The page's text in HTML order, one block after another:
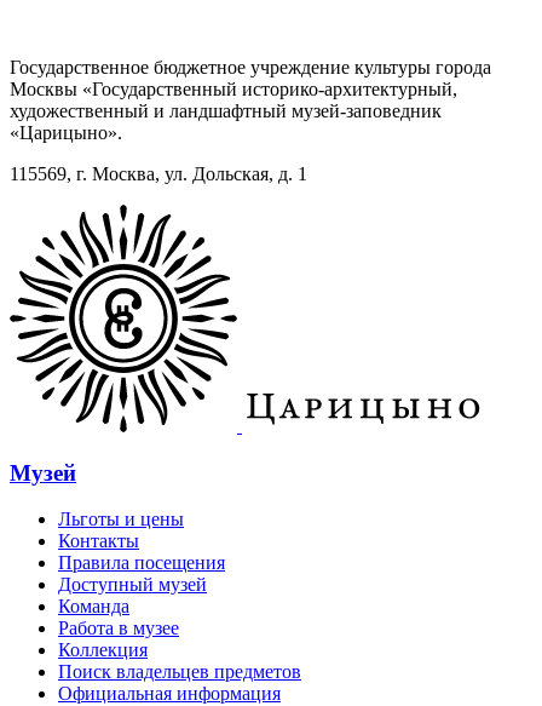
Государственное бюджетное учреждение культуры города
Москвы «Государственный историко-архитектурный,
художественный и ландшафтный музей-заповедник
«Царицыно».
115569, г. Москва, ул. Дольская, д. 1
Музей
Льготы и цены
Контакты
Правила посещения
Доступный музей
Команда
Работа в музее
Коллекция
Поиск владельцев предметов
Официальная информация